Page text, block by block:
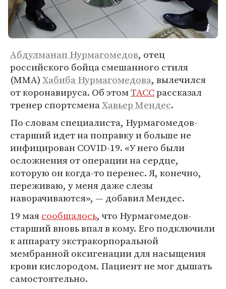
Абдулманап Нурмагомедов, отец
российского бойца смешанного стиля
(MMA)Хабиба Нурмагомедова, вылечился
от коронавируса. Об этомТАССрассказал
тренер спортсменаХавьер Мендес.
По словам специалиста, Нурмагомедов-
старший идет на поправку и больше не
инфицирован COVID-19. «У него были
осложнения от операции на сердце,
которую он когда-то перенес. Я, конечно,
переживаю, у меня даже слезы
наворачиваются», — добавил Мендес.
19 маясообщалось, что Нурмагомедов-
старший вновь впал в кому. Его подключили
к аппарату экстракорпоральной
мембранной оксигенации для насыщения
крови кислородом. Пациент не мог дышать
самостоятельно.